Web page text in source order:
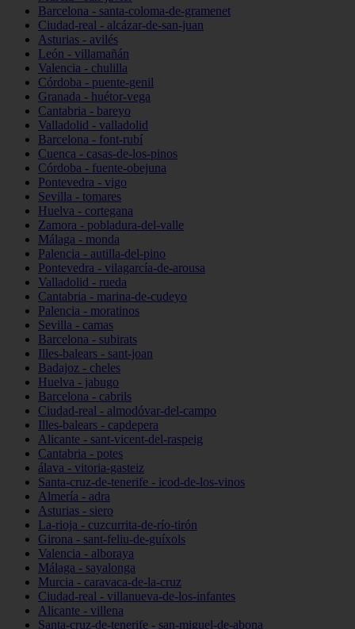
Barcelona - santa-coloma-de-gramenet
Ciudad-real - alcázar-de-san-juan
Asturias - avilés
León - villamañán
Valencia - chulilla
Córdoba - puente-genil
Granada - huétor-vega
Cantabria - bareyo
Valladolid - valladolid
Barcelona - font-rubí
Cuenca - casas-de-los-pinos
Córdoba - fuente-obejuna
Pontevedra - vigo
Sevilla - tomares
Huelva - cortegana
Zamora - pobladura-del-valle
Málaga - monda
Palencia - autilla-del-pino
Pontevedra - vilagarcía-de-arousa
Valladolid - rueda
Cantabria - marina-de-cudeyo
Palencia - moratinos
Sevilla - camas
Barcelona - subirats
Illes-balears - sant-joan
Badajoz - cheles
Huelva - jabugo
Barcelona - cabrils
Ciudad-real - almodóvar-del-campo
Illes-balears - capdepera
Alicante - sant-vicent-del-raspeig
Cantabria - potes
álava - vitoria-gasteiz
Santa-cruz-de-tenerife - icod-de-los-vinos
Almería - adra
Asturias - siero
La-rioja - cuzcurrita-de-río-tirón
Girona - sant-feliu-de-guíxols
Valencia - alboraya
Málaga - sayalonga
Murcia - caravaca-de-la-cruz
Ciudad-real - villanueva-de-los-infantes
Alicante - villena
Santa-cruz-de-tenerife - san-miguel-de-abona